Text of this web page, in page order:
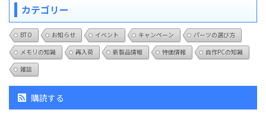
カテゴリー
BTO お知らせ イベント キャンペーン
パーツの選び方
メモリの知識
再入荷 新製品情報 特価情報
自作PCの知識
雑談
購読する